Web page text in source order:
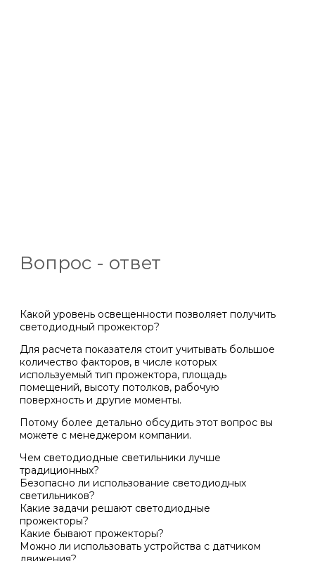
Вопрос - ответ
Какой уровень освещенности позволяет получить
светодиодный прожектор?
Для расчета показателя стоит учитывать большое
количество факторов, в числе которых
используемый тип прожектора, площадь
помещений, высоту потолков, рабочую
поверхность и другие моменты.
Потому более детально обсудить этот вопрос вы
можете с менеджером компании.
Чем светодиодные светильники лучше
традиционных?
Безопасно ли использование светодиодных
светильников?
Какие задачи решают светодиодные
прожекторы?
Какие бывают прожекторы?
Можно ли использовать устройства с датчиком